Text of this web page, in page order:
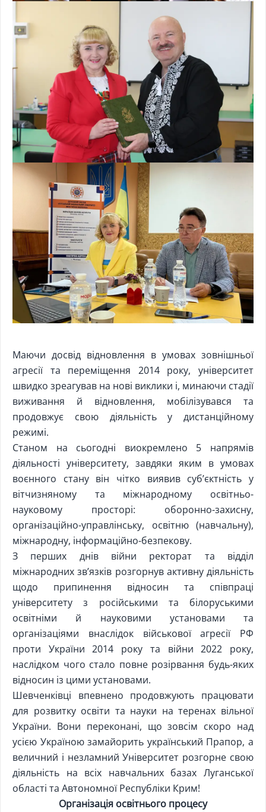
Маючи досвід відновлення в умовах зовнішньої
агресії та переміщення 2014 року, університет
швидко зреагував на нові виклики і, минаючи стадії
виживання й відновлення, мобілізувався та
продовжує свою діяльність у дистанційному
режимі.
Станом на сьогодні виокремлено 5 напрямів
діяльності університету, завдяки яким в умовах
воєнного стану він чітко виявив суб’єктність у
вітчизняному та міжнародному освітньо-
науковому просторі: оборонно-захисну,
організаційно-управлінську, освітню (навчальну),
міжнародну, інформаційно-безпекову.
З перших днів війни ректорат та відділ
міжнародних зв’язків розгорнув активну діяльність
щодо припинення відносин та співпраці
університету з російськими та білоруськими
освітніми й науковими установами та
організаціями внаслідок військової агресії РФ
проти України 2014 року та війни 2022 року,
наслідком чого стало повне розірвання будь-яких
відносин із цими установами.
Шевченківці впевнено продовжують працювати
для розвитку освіти та науки на теренах вільної
України. Вони переконані, що зовсім скоро над
усією Україною замайорить український Прапор, а
величний і незламний Університет розгорне свою
діяльність на всіх навчальних базах Луганської
області та Автономної Республіки Крим!
Організація освітнього процесу